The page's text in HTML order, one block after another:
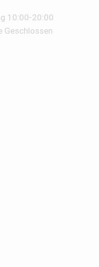
10:00-20:00
Geschlossen